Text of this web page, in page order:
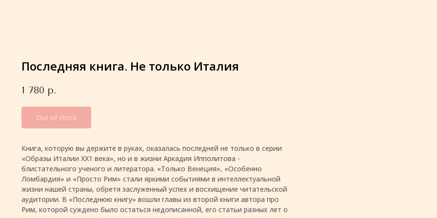
Последняя книга. Не только Италия
1 780 р.
Out of stock
Книга, которую вы держите в руках, оказалась последней не только в серии
«Образы Италии ХХ1 века», но и в жизни Аркадия Ипполитова -
блистательного ученого и литератора. «Только Венеция», «Особенно
Ломбардия» и «Просто Рим» стали яркими событиями в интеллектуальной
жизни нашей страны, обретя заслуженный успех и восхищение читательской
аудитории. В «Последнюю книгу» вошли главы из второй книги автора про
Рим, которой суждено было остаться недописанной, его статьи разных лет о